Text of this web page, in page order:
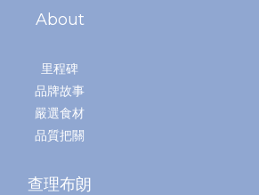
About
里程碑
品牌故事
嚴選食材
品質把關
查理布朗